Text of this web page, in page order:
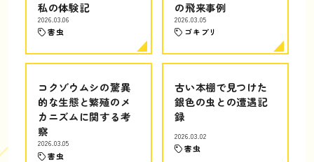
私の体験記
2026.03.06
害虫
の飛来事例
2026.03.05
ゴキブリ
コクゾウムシの驚異
的な生態と繁殖のメ
カニズムに関する考
察
2026.03.05
害虫
古い本棚で見つけた
銀色の虫との遭遇記
録
2026.03.02
害虫